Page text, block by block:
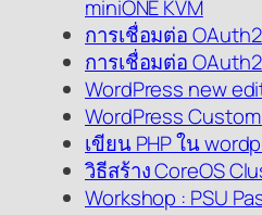
miniONE KVM
การเชื่อมต่อ
การเชื่อมต่อ
WordPress new
WordPress
เขียน PHP ใน
วิธีสร้าง CoreOS
Workshop : PSU